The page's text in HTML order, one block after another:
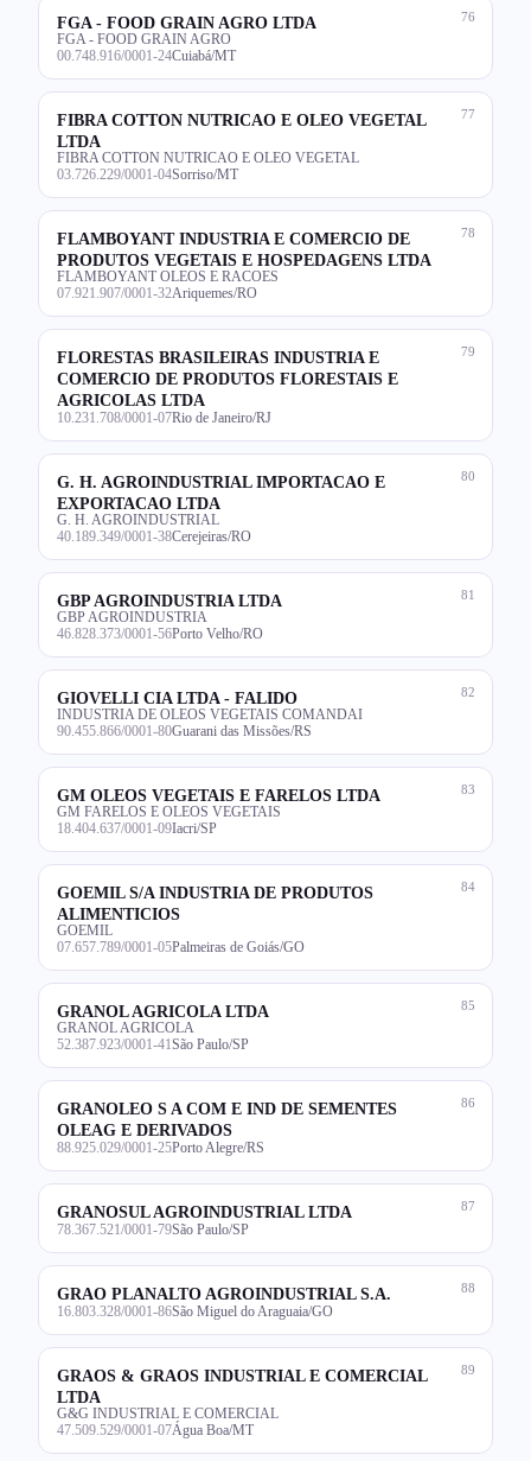
76
FGA - FOOD GRAIN AGRO LTDA
FGA - FOOD GRAIN AGRO
00.748.916/0001-24Cuiabá/MT
77
FIBRA COTTON NUTRICAO E OLEO VEGETAL
LTDA
FIBRA COTTON NUTRICAO E OLEO VEGETAL
03.726.229/0001-04Sorriso/MT
78
FLAMBOYANT INDUSTRIA E COMERCIO DE
PRODUTOS VEGETAIS E HOSPEDAGENS LTDA
FLAMBOYANT OLEOS E RACOES
07.921.907/0001-32Ariquemes/RO
79
FLORESTAS BRASILEIRAS INDUSTRIA E
COMERCIO DE PRODUTOS FLORESTAIS E
AGRICOLAS LTDA
10.231.708/0001-07Rio de Janeiro/RJ
80
G. H. AGROINDUSTRIAL IMPORTACAO E
EXPORTACAO LTDA
G. H. AGROINDUSTRIAL
40.189.349/0001-38Cerejeiras/RO
81
GBP AGROINDUSTRIA LTDA
GBP AGROINDUSTRIA
46.828.373/0001-56Porto Velho/RO
82
GIOVELLI CIA LTDA - FALIDO
INDUSTRIA DE OLEOS VEGETAIS COMANDAI
90.455.866/0001-80Guarani das Missões/RS
83
GM OLEOS VEGETAIS E FARELOS LTDA
GM FARELOS E OLEOS VEGETAIS
18.404.637/0001-09Iacri/SP
84
GOEMIL S/A INDUSTRIA DE PRODUTOS
ALIMENTICIOS
GOEMIL
07.657.789/0001-05Palmeiras de Goiás/GO
85
GRANOL AGRICOLA LTDA
GRANOL AGRICOLA
52.387.923/0001-41 São Paulo/SP
86
GRANOLEO S A COM E IND DE SEMENTES
OLEAG E DERIVADOS
88.925.029/0001-25Porto Alegre/RS
87
GRANOSUL AGROINDUSTRIAL LTDA
78.367.521/0001-79São Paulo/SP
88
GRAO PLANALTO AGROINDUSTRIAL S.A.
16.803.328/0001-86São Miguel do Araguaia/GO
89
GRAOS & GRAOS INDUSTRIAL E COMERCIAL
LTDA
G&G INDUSTRIAL E COMERCIAL
47.509.529/0001-07Água Boa/MT